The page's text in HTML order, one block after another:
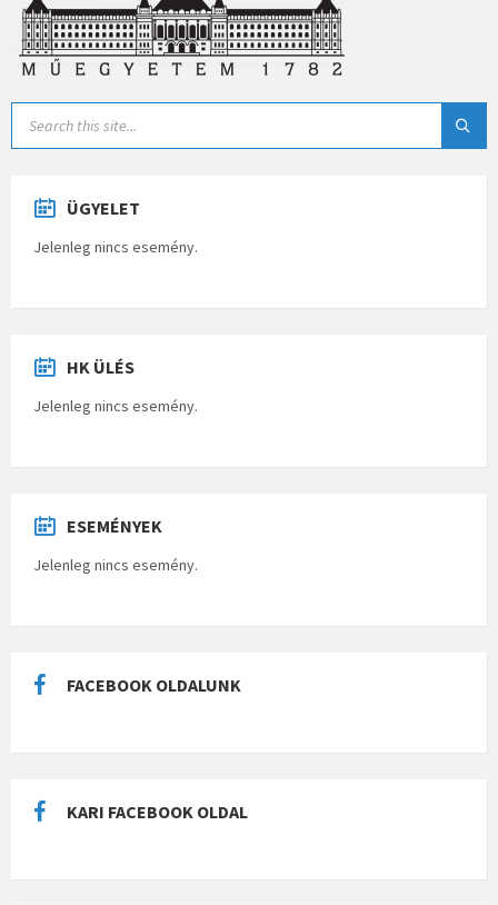
ÜGYELET
Jelenleg nincs esemény.
HK ÜLÉS
Jelenleg nincs esemény.
ESEMÉNYEK
Jelenleg nincs esemény.
FACEBOOK OLDALUNK
KARI FACEBOOK OLDAL